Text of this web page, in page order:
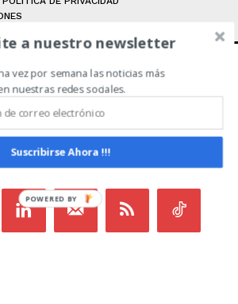
es un medio independiente
Sociales que intenta aglutinar
del sector en un sólo lugar.
a nuestro newsletter
vez por semana las noticias más
nuestras redes sociales.
Suscribirse Ahora !!!
POWERED